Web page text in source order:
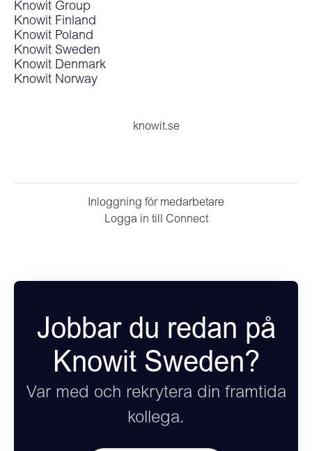
Knowit Group
Knowit Finland
Knowit Poland
Knowit Sweden
Knowit Denmark
Knowit Norway
knowit.se
Inloggning för medarbetare
Logga in till Connect
Jobbar du redan på
Knowit Sweden?
Var med och rekrytera din framtida
kollega.